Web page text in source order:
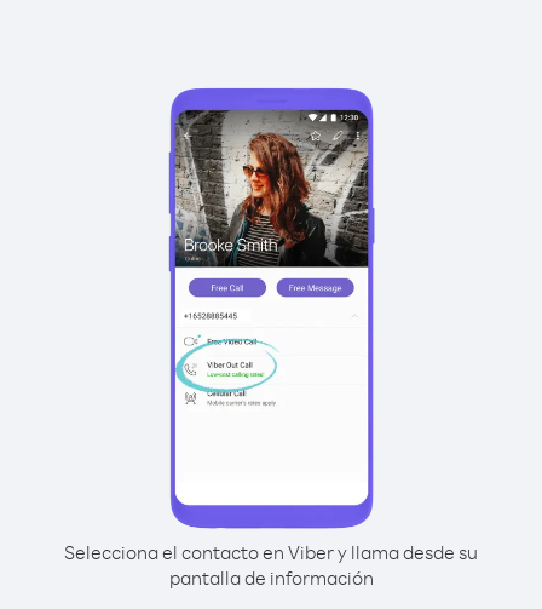
Selecciona el contacto en Viber y llama desde su
pantalla de información